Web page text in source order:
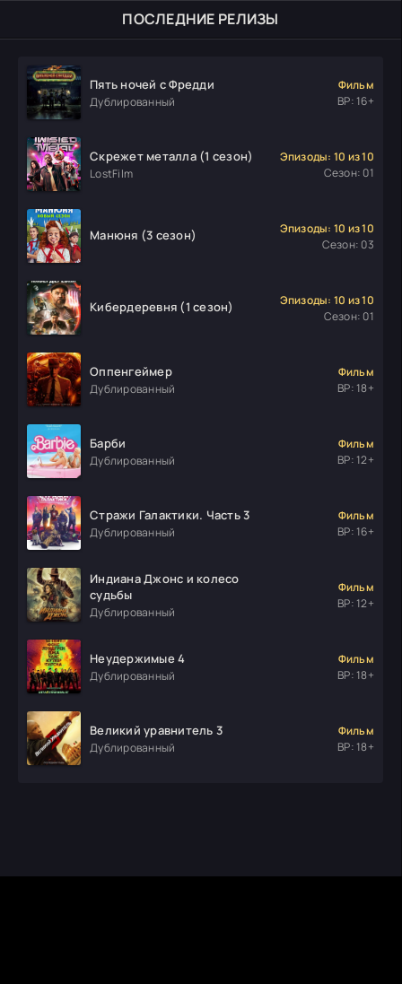
ПОСЛЕДНИЕ РЕЛИЗЫ
Пять ночей с Фредди
Дублированный
Фильм
ВР: 16+
Скрежет металла (1 сезон)
LostFilm
Эпизоды: 10 из 10
Сезон: 01
Манюня (3 сезон)
Эпизоды: 10 из 10
Сезон: 03
Кибердеревня (1 сезон)
Эпизоды: 10 из 10
Сезон: 01
Оппенгеймер
Дублированный
Фильм
ВР: 18+
Барби
Дублированный
Фильм
ВР: 12+
Стражи Галактики. Часть 3
Дублированный
Фильм
ВР: 16+
Индиана Джонс и колесо
судьбы
Дублированный
Фильм
ВР: 12+
Неудержимые 4
Дублированный
Фильм
ВР: 18+
Великий уравнитель 3
Дублированный
Фильм
ВР: 18+